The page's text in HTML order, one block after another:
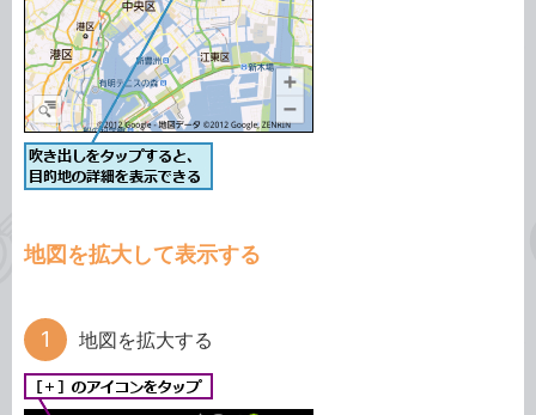
地図を拡大して表示する
地図を拡大する